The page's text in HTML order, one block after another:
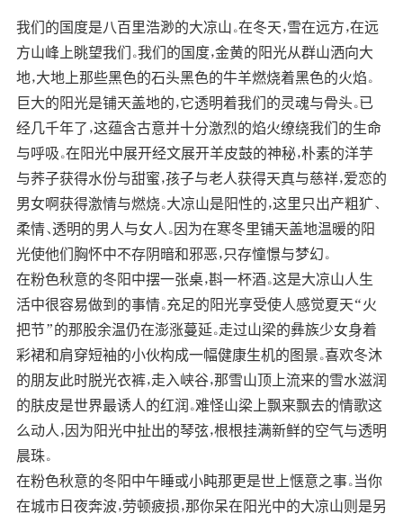
我们的国度是八百里浩渺的大凉山。在冬天，雪在远方，在远
方山峰上眺望我们。我们的国度，金黄的阳光从群山洒向大
地，大地上那些黑色的石头黑色的牛羊燃烧着黑色的火焰。
巨大的阳光是铺天盖地的，它透明着我们的灵魂与骨头。已
经几千年了，这蕴含古意并十分激烈的焰火缭绕我们的生命
与呼吸。在阳光中展开经文展开羊皮鼓的神秘，朴素的洋芋
与荞子获得水份与甜蜜，孩子与老人获得天真与慈祥，爱恋的
男女啊获得激情与燃烧。大凉山是阳性的，这里只出产粗犷、
柔情、透明的男人与女人。因为在寒冬里铺天盖地温暖的阳
光使他们胸怀中不存阴暗和邪恶，只存憧憬与梦幻。
在粉色秋意的冬阳中摆一张桌，斟一杯酒。这是大凉山人生
活中很容易做到的事情。充足的阳光享受使人感觉夏天“火
把节”的那股余温仍在澎涨蔓延。走过山梁的彝族少女身着
彩裙和肩穿短袖的小伙构成一幅健康生机的图景。喜欢冬沐
的朋友此时脱光衣裤，走入峡谷，那雪山顶上流来的雪水滋润
的肤皮是世界最诱人的红润。难怪山梁上飘来飘去的情歌这
么动人，因为阳光中扯出的琴弦，根根挂满新鲜的空气与透明
晨珠。
在粉色秋意的冬阳中午睡或小盹那更是世上惬意之事。当你
在城市日夜奔波，劳顿疲损，那你呆在阳光中的大凉山则是另